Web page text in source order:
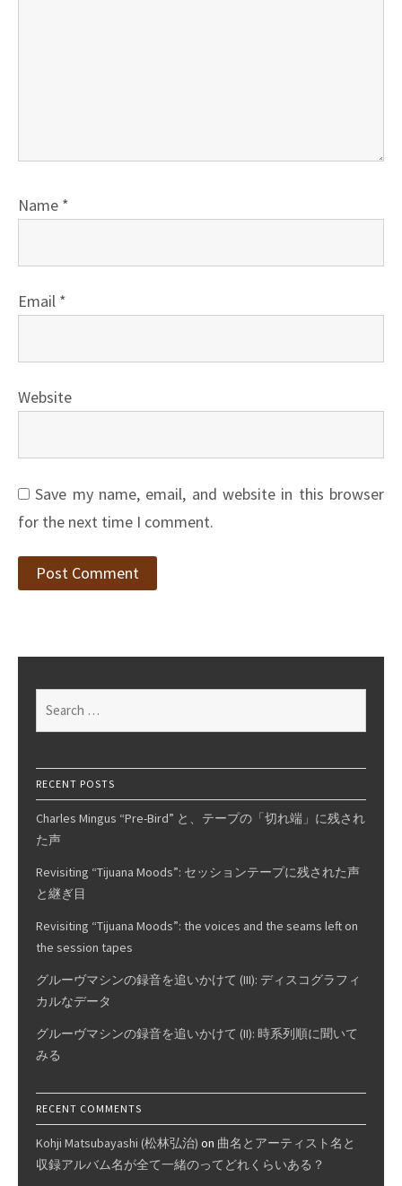
Name *
Email *
Website
Save my name, email, and website in this browser
for the next time I comment.
for:
RECENT POSTS
Charles Mingus “Pre-Bird” と、テープの「切れ端」に残され
た声
Revisiting “Tijuana Moods”: セッションテープに残された声
と継ぎ目
Revisiting “Tijuana Moods”: the voices and the seams left on
the session tapes
グルーヴマシンの録音を追いかけて (III): ディスコグラフィ
カルなデータ
グルーヴマシンの録音を追いかけて (II): 時系列順に聞いて
みる
RECENT COMMENTS
Kohji Matsubayashi (松林弘治) on 曲名とアーティスト名と
収録アルバム名が全て一緒のってどれくらいある？